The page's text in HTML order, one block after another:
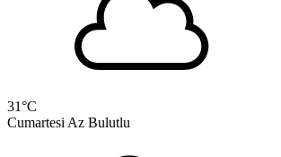
31°C
Cumartesi Az Bulutlu